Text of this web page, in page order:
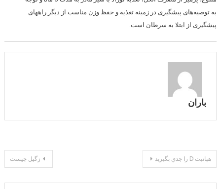
به توصیه‌های پیشگیری در زمینه تغذیه و حفظ وزن مناسب از دیگر راههای
پیشگیری از ابتلا به سرطان است.
باران
راهبری
نوشته
زگیل چیست هپاتيت D را جدي بگيريد